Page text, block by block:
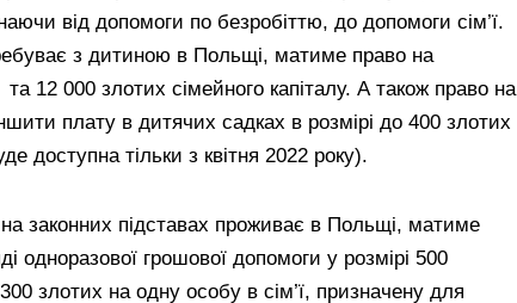
від допомоги по безробіттю, до допомоги сім’ї.
з дитиною в Польщі, матиме право на
12 000 злотих сімейного капіталу. А також право на
плату в дитячих садках в розмірі до 400 злотих
доступна тільки з квітня 2022 року).
законних підставах проживає в Польщі, матиме
одноразової грошової допомоги у розмірі 500
злотих на одну особу в сім’ї, призначену для